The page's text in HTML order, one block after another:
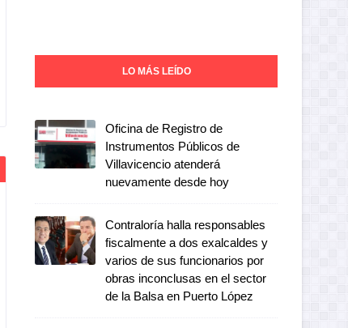
LO MÁS LEÍDO
Oficina de Registro de
Instrumentos Públicos de
Villavicencio atenderá
nuevamente desde hoy
Contraloría halla responsables
fiscalmente a dos exalcaldes y
varios de sus funcionarios por
obras inconclusas en el sector
de la Balsa en Puerto López